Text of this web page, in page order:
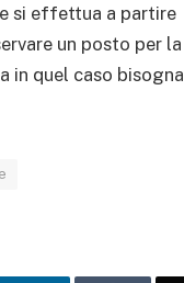
si effettua a partire
un posto per la
in quel caso bisogna